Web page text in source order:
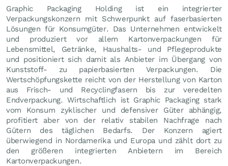
Graphic Packaging Holding ist ein integrierter
Verpackungskonzern mit Schwerpunkt auf faserbasierten
Lösungen für Konsumgüter. Das Unternehmen entwickelt
und produziert vor allem Kartonverpackungen für
Lebensmittel, Getränke, Haushalts- und Pflegeprodukte
und positioniert sich damit als Anbieter im Übergang von
Kunststoff- zu papierbasierten Verpackungen. Die
Wertschöpfungskette reicht von der Herstellung von Karton
aus Frisch- und Recyclingfasern bis zur veredelten
Endverpackung. Wirtschaftlich ist Graphic Packaging stark
vom Konsum zyklischer und defensiver Güter abhängig,
profitiert aber von der relativ stabilen Nachfrage nach
Gütern des täglichen Bedarfs. Der Konzern agiert
überwiegend in Nordamerika und Europa und zählt dort zu
den größeren integrierten Anbietern im Bereich
Kartonverpackungen.